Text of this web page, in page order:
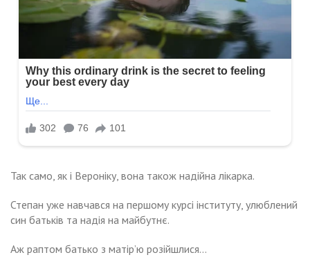
Так само, як і Вероніку, вона також надійна лікарка.
Степан уже навчався на першому курсі інституту, улюблений
син батьків та надія на майбутнє.
Аж раптом батько з матір’ю розійшлися…